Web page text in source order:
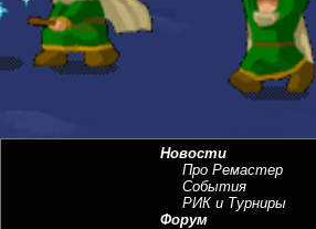
Новости
Про Ремастер
События
РИК и Турниры
Форум